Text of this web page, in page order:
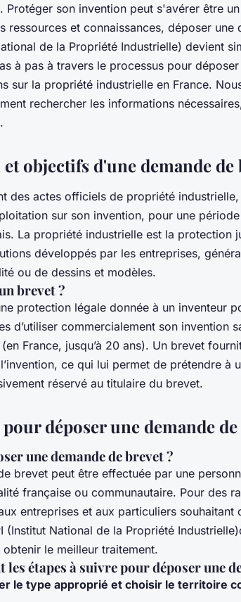
Protéger son invention peut s'avérer être
ressources et connaissances, déposer
de la Propriété Industrielle) devient
à pas à travers le processus pour
sur la propriété industrielle en France.
rechercher les informations
objectifs d'une demande de
des actes officiels de propriété
sur son invention, pour une
La propriété industrielle est la protection
développés par les entreprises,
ou de dessins et modèles.
brevet ?
protection légale donnée à un inventeur
d’utiliser commercialement son invention
France, jusqu’à 20 ans). Un brevet
ce qui lui permet de prétendre à
réservé au titulaire du brevet.
pour déposer une demande
une demande de brevet ?
brevet peut être effectuée par une
française ou communautaire. Pour des
entreprises et aux particuliers
(Institut National de la Propriété
le meilleur traitement.
les étapes à suivre pour déposer une
le type approprié et choisir le territoire